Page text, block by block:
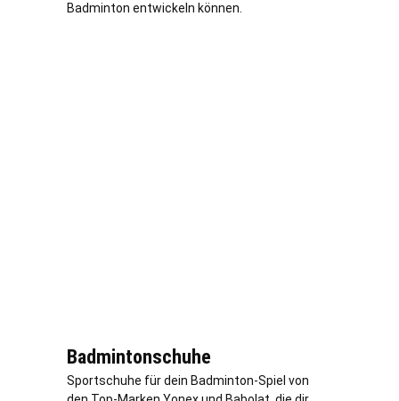
Badminton entwickeln können.
Badmintonschuhe
Sportschuhe für dein Badminton-Spiel von